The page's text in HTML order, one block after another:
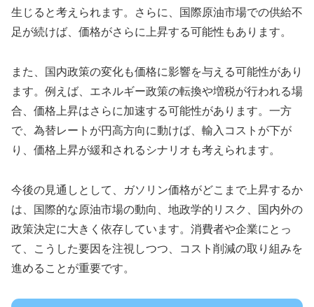
生じると考えられます。さらに、国際原油市場での供給不
足が続けば、価格がさらに上昇する可能性もあります。
また、国内政策の変化も価格に影響を与える可能性があり
ます。例えば、エネルギー政策の転換や増税が行われる場
合、価格上昇はさらに加速する可能性があります。一方
で、為替レートが円高方向に動けば、輸入コストが下が
り、価格上昇が緩和されるシナリオも考えられます。
今後の見通しとして、ガソリン価格がどこまで上昇するか
は、国際的な原油市場の動向、地政学的リスク、国内外の
政策決定に大きく依存しています。消費者や企業にとっ
て、こうした要因を注視しつつ、コスト削減の取り組みを
進めることが重要です。